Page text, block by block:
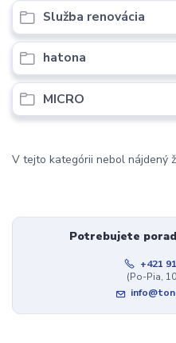
Služba renovácia
hatona
MICRO
V tejto kategórii nebol nájdený
Potrebujete
+421
(Po-Pia,